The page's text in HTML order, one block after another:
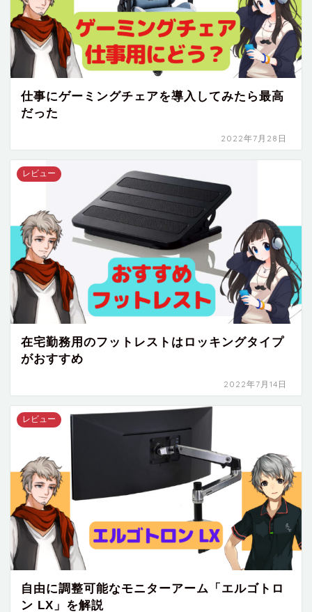
仕事にゲーミングチェアを導入してみたら最高
だった
2022年7月28日
レビュー
在宅勤務用のフットレストはロッキングタイプ
がおすすめ
2022年7月14日
レビュー
自由に調整可能なモニターアーム「エルゴトロ
ン LX」を解説